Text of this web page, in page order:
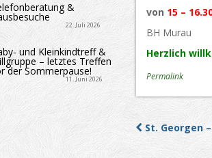
von 15 –
BH Murau
Herzlich
Permalink
Post
St. Georgen
&
22. Juli 2026
und Kleinkindtreff &
– letztes Treffen
der Sommerpause!
11. Juni 2026